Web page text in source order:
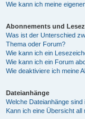
Wie kann ich meine
Abonnements und
Was ist der Unterschied
Thema oder Forum?
Wie kann ich ein
Wie kann ich ein Forum
Wie deaktiviere ich meine
Dateianhänge
Welche Dateianhänge
Kann ich eine Übersicht all